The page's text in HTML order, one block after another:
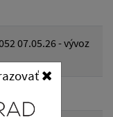
07.05.26 - vývoz